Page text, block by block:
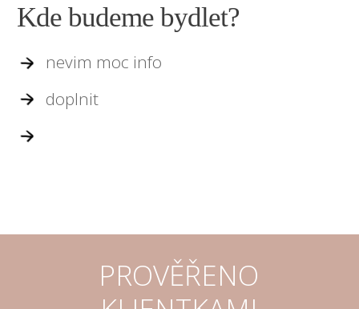
Kde budeme bydlet?
nevim moc info
doplnit
PROVĚŘENO